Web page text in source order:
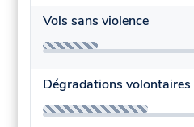
Vols sans violence
Dégradations volontaires